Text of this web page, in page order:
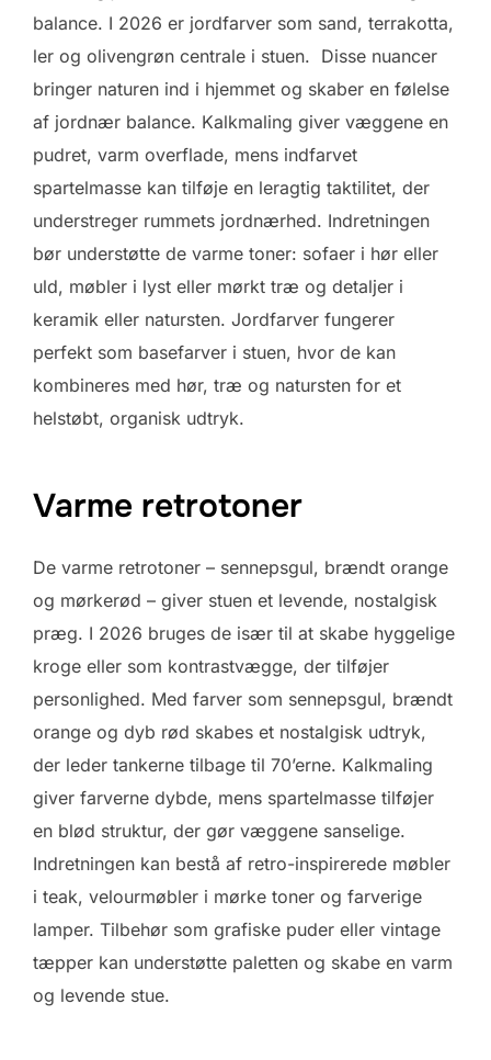
balance. I 2026 er jordfarver som sand, terrakotta,
ler og olivengrøn centrale i stuen. Disse nuancer
bringer naturen ind i hjemmet og skaber en følelse
af jordnær balance. Kalkmaling giver væggene en
pudret, varm overflade, mens indfarvet
spartelmasse kan tilføje en leragtig taktilitet, der
understreger rummets jordnærhed. Indretningen
bør understøtte de varme toner: sofaer i hør eller
uld, møbler i lyst eller mørkt træ og detaljer i
keramik eller natursten. Jordfarver fungerer
perfekt som basefarver i stuen, hvor de kan
kombineres med hør, træ og natursten for et
helstøbt, organisk udtryk.
Varme retrotoner
De varme retrotoner – sennepsgul, brændt orange
og mørkerød – giver stuen et levende, nostalgisk
præg. I 2026 bruges de især til at skabe hyggelige
kroge eller som kontrastvægge, der tilføjer
personlighed. Med farver som sennepsgul, brændt
orange og dyb rød skabes et nostalgisk udtryk,
der leder tankerne tilbage til 70’erne. Kalkmaling
giver farverne dybde, mens spartelmasse tilføjer
en blød struktur, der gør væggene sanselige.
Indretningen kan bestå af retro-inspirerede møbler
i teak, velourmøbler i mørke toner og farverige
lamper. Tilbehør som grafiske puder eller vintage
tæpper kan understøtte paletten og skabe en varm
og levende stue.